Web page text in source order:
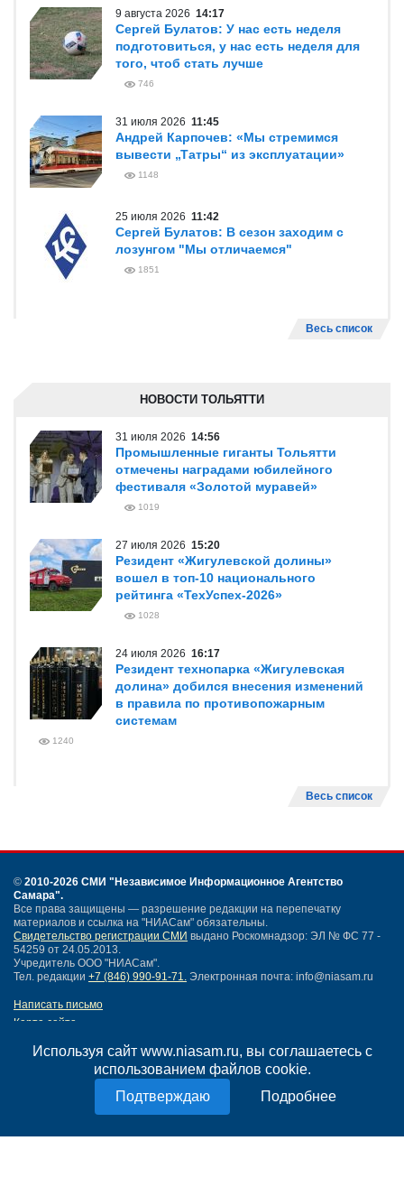
Используя сайт www.niasam.ru, вы соглашаетесь с
использованием файлов cookie.
Подробнее
9 августа 2026 14:17
Сергей Булатов: У нас есть неделя
подготовиться, у нас есть неделя для
того, чтоб стать лучше
746
31 июля 2026 11:45
Андрей Карпочев: «Мы стремимся
вывести „Татры“ из эксплуатации»
1148
25 июля 2026 11:42
Сергей Булатов: В сезон заходим с
лозунгом "Мы отличаемся"
1851
Весь список
НОВОСТИ ТОЛЬЯТТИ
31 июля 2026 14:56
Промышленные гиганты Тольятти
отмечены наградами юбилейного
фестиваля «Золотой муравей»
1019
27 июля 2026 15:20
Резидент «Жигулевской долины»
вошел в топ-10 национального
рейтинга «ТехУспех-2026»
1028
24 июля 2026 16:17
Резидент технопарка «Жигулевская
долина» добился внесения изменений
в правила по противопожарным
системам
1240
Весь список
© 2010-2026 СМИ "Независимое Информационное Агентство
Самара".
Все права защищены — разрешение редакции на перепечатку
материалов и ссылка на "НИАСам" обязательны.
Свидетельство регистрации СМИ выдано Роскомнадзор: ЭЛ № ФС 77 -
54259 от 24.05.2013.
Учредитель ООО "НИАСам".
Тел. редакции +7 (846) 990-91-71. Электронная почта: info@niasam.ru
Написать письмо
Карта сайта
Политика конфиденциальности
Согласие на обработку персональных данных